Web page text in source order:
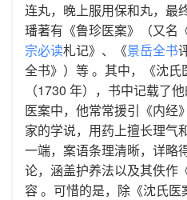
连丸，晚上服用保和丸，最
璠著有《鲁珍医案》（又名
宗必读札记》、《景岳全书
全书》）等 。其中，《沈氏
（1730 年），书中记载了
医案中，他常常援引《内经
家的学说，用药上擅长理气
一端，案语条理清晰，详略
论，涵盖护养法以及其佚作
容 。可惜的是，除《沈氏